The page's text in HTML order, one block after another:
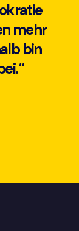
mehr
bin